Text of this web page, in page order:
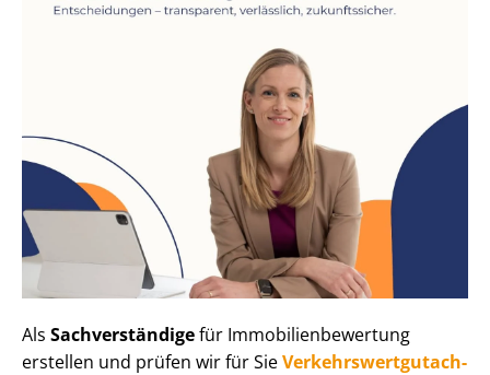
Als Sachverständigefür Im­mo­bi­li­en­be­wer­tung
erstellen und prüfen wir für SieVer­kehrs­wert­gut­ach­